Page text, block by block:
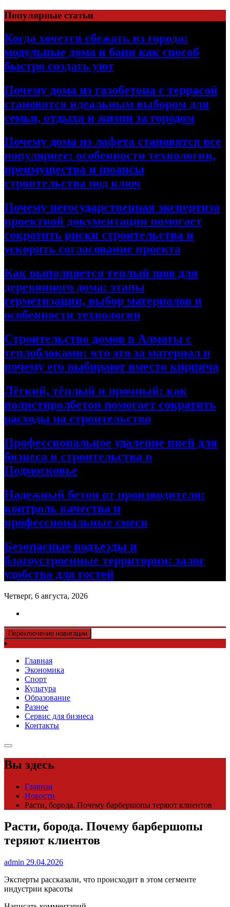
Перейти
к
содержимому
Популярные статьи
Когда хочется сбежать из города:
модульные дома и бани как способ
быстро создать уют
Почему дома из газобетона с террасой
становятся идеальным выбором для
семьи, отдыха и жизни за городом
Почему дома из лафета становятся все
популярнее: особенности технологии,
преимущества и нюансы
строительства под ключ
Почему негосударственная экспертиза
проектной документации помогает
сократить риски строительства и
ускорить согласование проекта
Как выполняется теплый шов для
деревянного дома: этапы
герметизации, выбор материалов и
особенности технологии
Строительство домов в Алматы с
теплоблоками: что это за материал и
почему его выбирают вместо кирпича
Лёгкий, тёплый и прочный: как
полистиролбетон помогает сократить
расходы на строительство
Профессиональное удаление пней для
бизнеса и строительства в
Подмосковье
Надежный бетон от производителя:
контроль качества и
профессиональные смеси
Безопасные подъезды и
благоустроенные территории: залог
удобства для гостей
Четверг, 6 августа, 2026
Переключение навигации
Главная
Экономика
Спорт
Культура
Образование
Разное
Сервис для бизнеса
Контакты
Вы здесь
Главная
Новости
Расти, борода. Почему барбершопы теряют клиентов
Расти, борода. Почему барбершопы
теряют клиентов
admin 29.04.2026
Эксперты рассказали, что происходит в этом сегменте
индустрии красоты